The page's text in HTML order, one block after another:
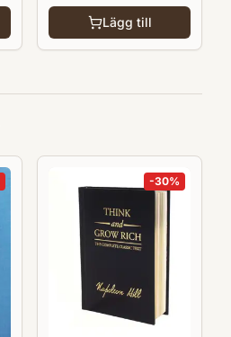
Lägg till
-30%